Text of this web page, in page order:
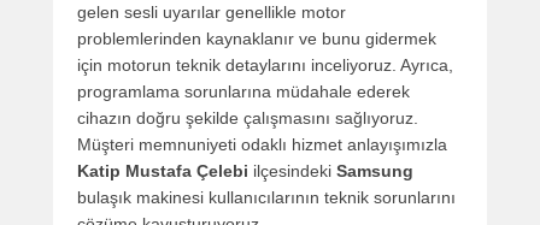
gelen sesli uyarılar genellikle motor
problemlerinden kaynaklanır ve bunu gidermek
için motorun teknik detaylarını inceliyoruz. Ayrıca,
programlama sorunlarına müdahale ederek
cihazın doğru şekilde çalışmasını sağlıyoruz.
Müşteri memnuniyeti odaklı hizmet anlayışımızla
Katip Mustafa Çelebi ilçesindeki Samsung
bulaşık makinesi kullanıcılarının teknik sorunlarını